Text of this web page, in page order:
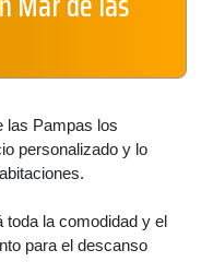
las Pampas los
personalizado y lo
toda la comodidad y el
para el descanso